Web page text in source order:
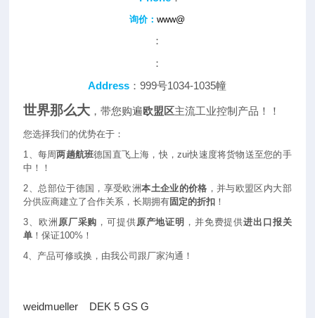
询价：www@
：
：
Address ：999号1034-1035幢
世界那么大 ，带您购遍欧盟区主流工业控制产品！！
您选择我们的优势在于：
1、每周两趟航班德国直飞上海，快，zui快速度将货物送至您的手
中！！
2、总部位于德国，享受欧洲本土企业的价格 ，并与欧盟区内大部
分供应商建立了合作关系，长期拥有固定的折扣 ！
3、欧洲 原厂采购 ，可提供原产地证明 ，并免费提供进出口报关
单 ！保证100%！
4、产品可修或换，由我公司跟厂家沟通！
weidmueller DEK 5 GS G